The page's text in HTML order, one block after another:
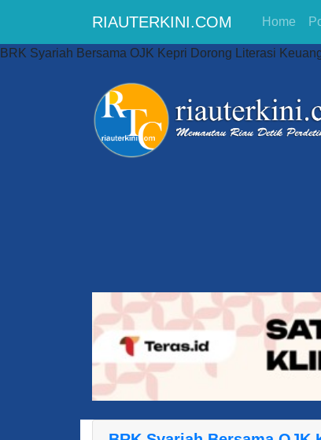
BRK Syariah Bersama OJK Kepri Dorong Literasi
RIAUTERKINI.COM Home